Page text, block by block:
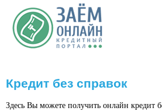
Перейти к основному содержанию
Кредит без справок
Здесь Вы можете получить онлайн кредит